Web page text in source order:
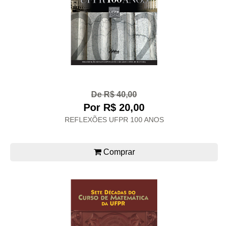
De R$ 40,00
Por R$ 20,00
REFLEXÕES UFPR 100 ANOS
Comprar